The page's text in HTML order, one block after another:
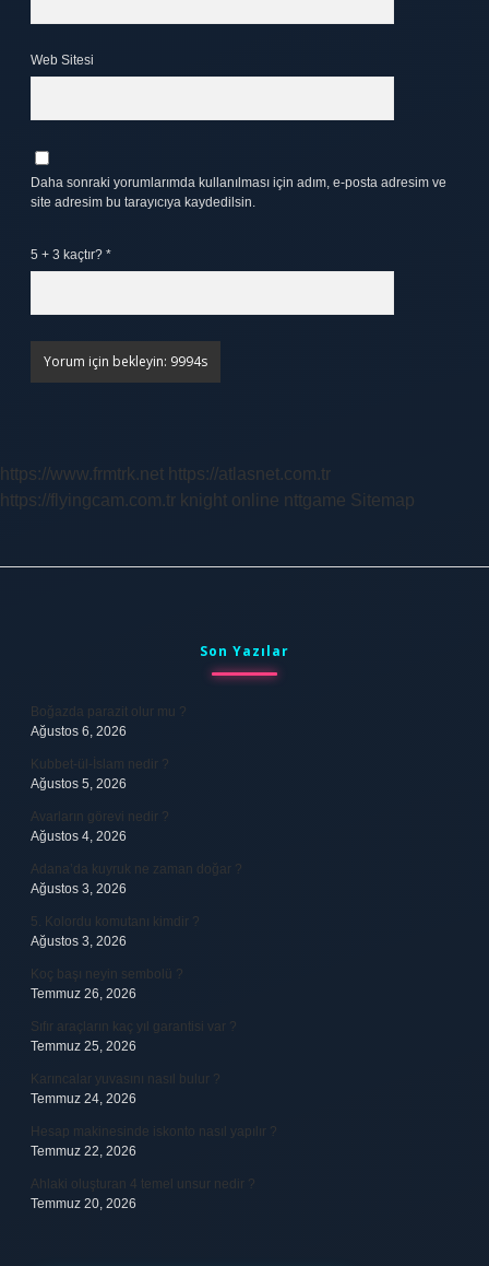
Web Sitesi
Daha sonraki yorumlarımda kullanılması için adım, e-posta adresim ve
site adresim bu tarayıcıya kaydedilsin.
5 + 3 kaçtır? *
https://www.frmtrk.net https://atlasnet.com.tr
https://flyingcam.com.tr knight online nttgame Sitemap
Son Yazılar
Boğazda parazit olur mu ?
Ağustos 6, 2026
Kubbet-ül-İslam nedir ?
Ağustos 5, 2026
Avarların görevi nedir ?
Ağustos 4, 2026
Adana’da kuyruk ne zaman doğar ?
Ağustos 3, 2026
5. Kolordu komutanı kimdir ?
Ağustos 3, 2026
Koç başı neyin sembolü ?
Temmuz 26, 2026
Sıfır araçların kaç yıl garantisi var ?
Temmuz 25, 2026
Karıncalar yuvasını nasıl bulur ?
Temmuz 24, 2026
Hesap makinesinde iskonto nasıl yapılır ?
Temmuz 22, 2026
Ahlaki oluşturan 4 temel unsur nedir ?
Temmuz 20, 2026